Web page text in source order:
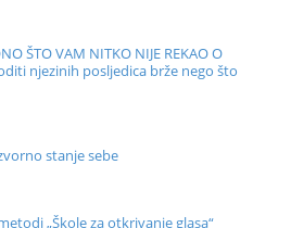
ŠTO VAM NITKO NIJE REKAO O
njezinih posljedica brže nego što
stanje sebe
„Škole za otkrivanje glasa“